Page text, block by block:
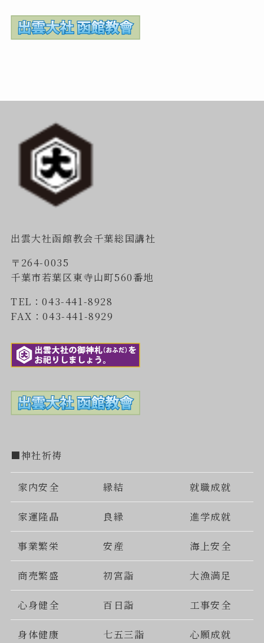
出雲大社函館教会千葉総国講社
〒264-0035
千葉市若葉区東寺山町560番地
TEL：043-441-8928
FAX：043-441-8929
■神社祈祷
家内安全 縁結 就職成就
家運隆晶 良縁 進学成就
事業繁栄 安産 海上安全
商売繁盛 初宮詣 大漁満足
心身健全 百日詣 工事安全
身体健康 七五三詣 心願成就